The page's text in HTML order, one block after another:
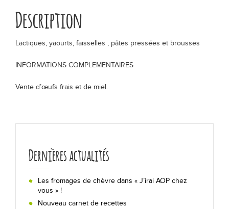
Les régions de production
Bon pour la santé !
Lexique
En toutes occasions
Sur un plateau
Description
Lactiques, yaourts, faisselles , pâtes pressées et brousses
INFORMATIONS COMPLEMENTAIRES
Vente d’œufs frais et de miel.
Dernières actualités
Les fromages de chèvre dans « J’irai AOP chez
vous » !
Nouveau carnet de recettes